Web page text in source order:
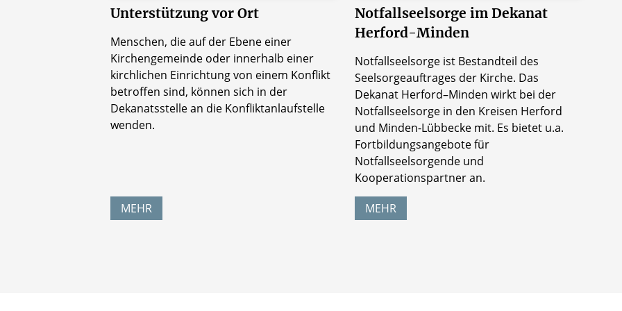
Unterstützung vor Ort
Menschen, die auf der Ebene einer
Kirchengemeinde oder innerhalb einer
kirchlichen Einrichtung von einem Konflikt
betroffen sind, können sich in der
Dekanatsstelle an die Konfliktanlaufstelle
wenden.
MEHR
Notfallseelsorge im Dekanat
Herford-Minden
Notfallseelsorge ist Bestandteil des
Seelsorgeauftrages der Kirche. Das
Dekanat Herford–Minden wirkt bei der
Notfallseelsorge in den Kreisen Herford
und Minden-Lübbecke mit. Es bietet u.a.
Fortbildungsangebote für
Notfallseelsorgende und
Kooperationspartner an.
MEHR